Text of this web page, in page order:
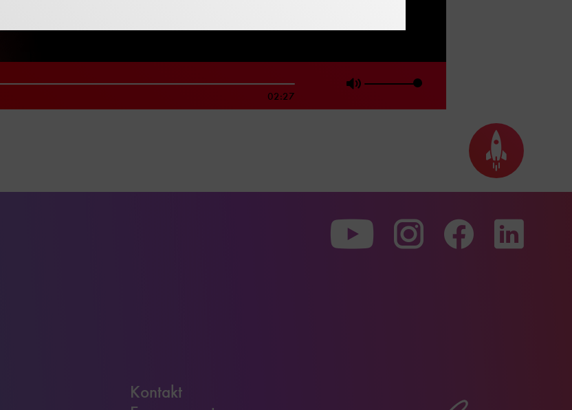
02:27
Seite
nach
oben
Kontakt
Zu
unserer
Zu
unserer
Zu
unserer